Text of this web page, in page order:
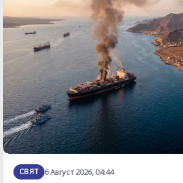
СВЯТ 6 Август 2026, 04:44